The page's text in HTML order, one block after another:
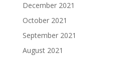
December 2021
October 2021
September 2021
August 2021